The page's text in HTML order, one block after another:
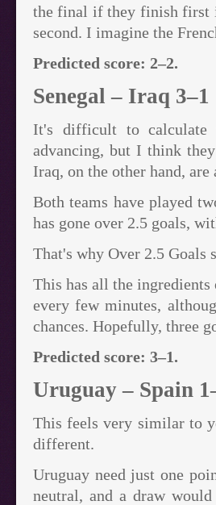
the final if they finish first
second. I imagine the
Predicted score: 2–2.
Senegal – Iraq 3–1
It's difficult to calculate
advancing, but I think
Iraq, on the other hand, are
Both teams have played
has gone over 2.5 goals,
That's why Over 2.5 Goals
This has all the ingredients
every few minutes,
chances. Hopefully, three
Predicted score: 3–1.
Uruguay – Spain
This feels very similar to
different.
Uruguay need just one
neutral, and a draw